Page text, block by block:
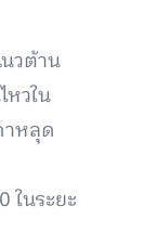
วต้าน
วใน
หลุด
ในระยะ